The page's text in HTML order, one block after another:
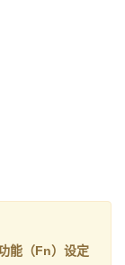
能（Fn）设定